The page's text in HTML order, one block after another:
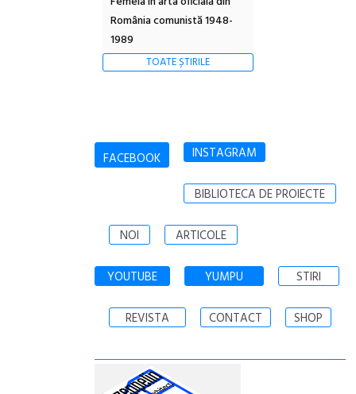
România comunistă 1948-
1989
TOATE ȘTIRILE
FACEBOOK INSTAGRAM
BIBLIOTECA DE PROIECTE
NOI ARTICOLE
YOUTUBE YUMPU STIRI
REVISTA CONTACT SHOP